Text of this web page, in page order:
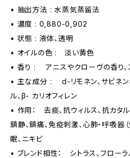
• 抽出方法 : 水蒸気蒸留法
• 濃度 : 0,880-0,902
• 状態 : 液体、透明
• オイルの色 : 淡い黄色
• 香り : アニスやクローヴの香り、
• 主な成分 : d-リモネン、サビネン
ル、β- カリオフィレン
• 作用： 去痰、抗ウィルス、抗カタル
鎮静、鎮痛、免疫刺激、心肺・呼吸器
眠、ニキビ
• ブレンド相性： シトラス、フローラ